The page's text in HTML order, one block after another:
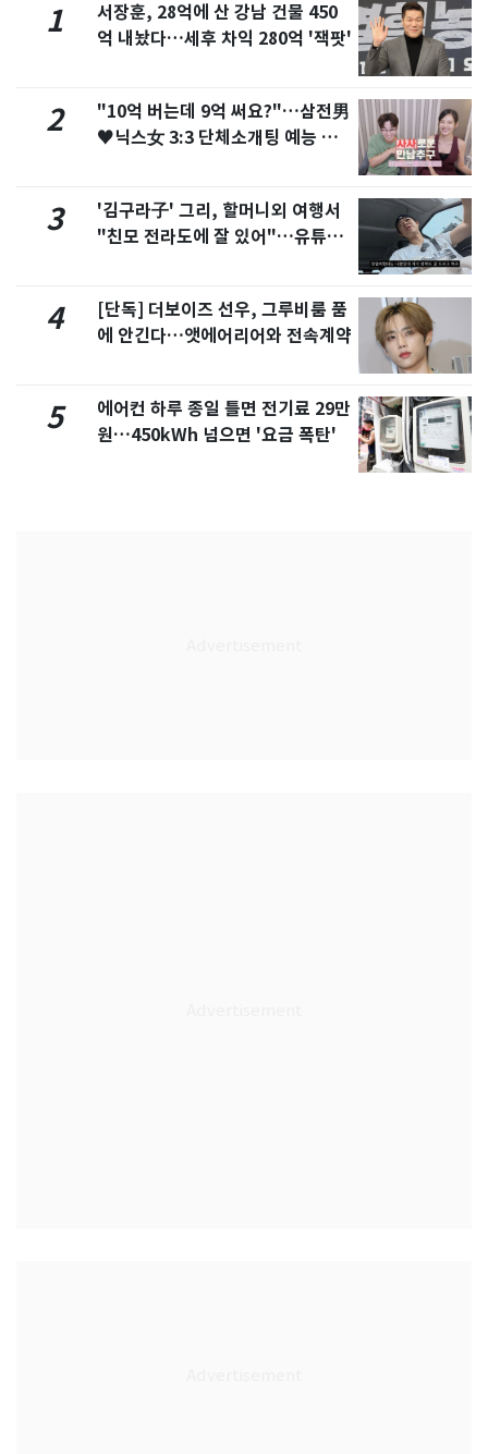
1
서장훈, 28억에 산 강남 건물 450
억 내놨다…세후 차익 280억 '잭팟'
2
"10억 버는데 9억 써요?"…삼전男
♥닉스女 3:3 단체소개팅 예능 화
3
'김구라子' 그리, 할머니외 여행서
"친모 전라도에 잘 있어"…유튜브
4
[단독] 더보이즈 선우, 그루비룸 품
에 안긴다…앳에어리어와 전속계약
5
에어컨 하루 종일 틀면 전기료 29만
원…450kWh 넘으면 '요금 폭탄'